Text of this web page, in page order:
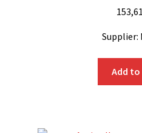
153,61
Supplier:
Add